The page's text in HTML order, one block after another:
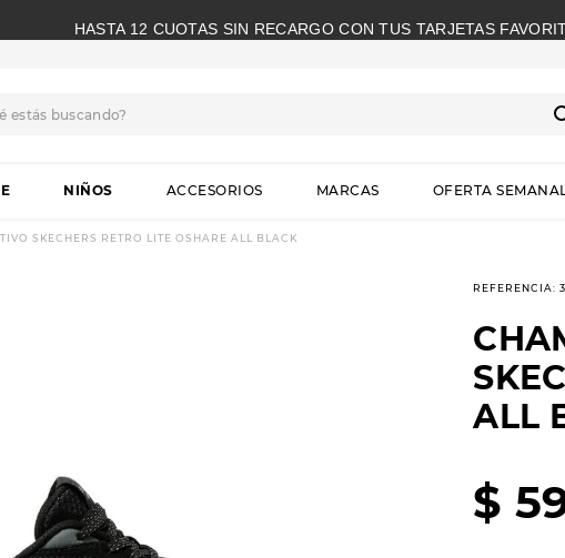
HASTA 12 CUOTAS SIN RECARGO CON TUS TARJETAS
NIÑOS ACCESORIOS MARCAS OFERTA
SKECHERS RETRO LITE OSHARE ALL BLACK
REFERENCIA:
ALL
$